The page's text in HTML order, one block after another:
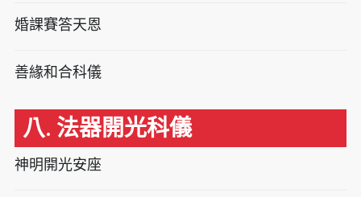
婚課賽答天恩
善緣和合科儀
八. 法器開光科儀
神明開光安座